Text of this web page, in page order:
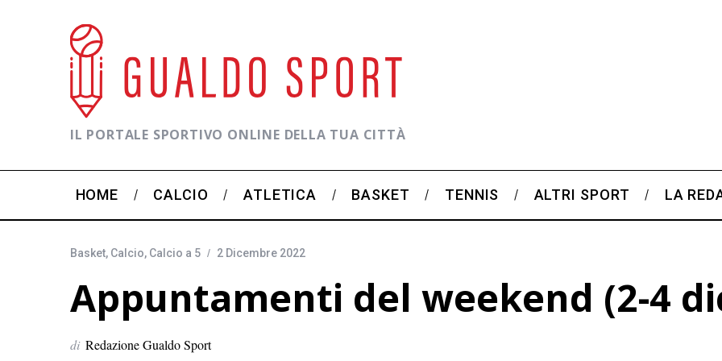
IL PORTALE SPORTIVO ONLINE DELLA TUA CITTÀ
HOME CALCIO ATLETICA BASKET TENNIS ALTRI SPORT LA
Basket, Calcio, Calcio a 5 2 Dicembre 2022
Appuntamenti del weekend (2-4
di Redazione Gualdo Sport